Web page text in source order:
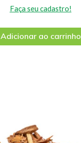
Faça seu cadastro!
Adicionar ao carrinho